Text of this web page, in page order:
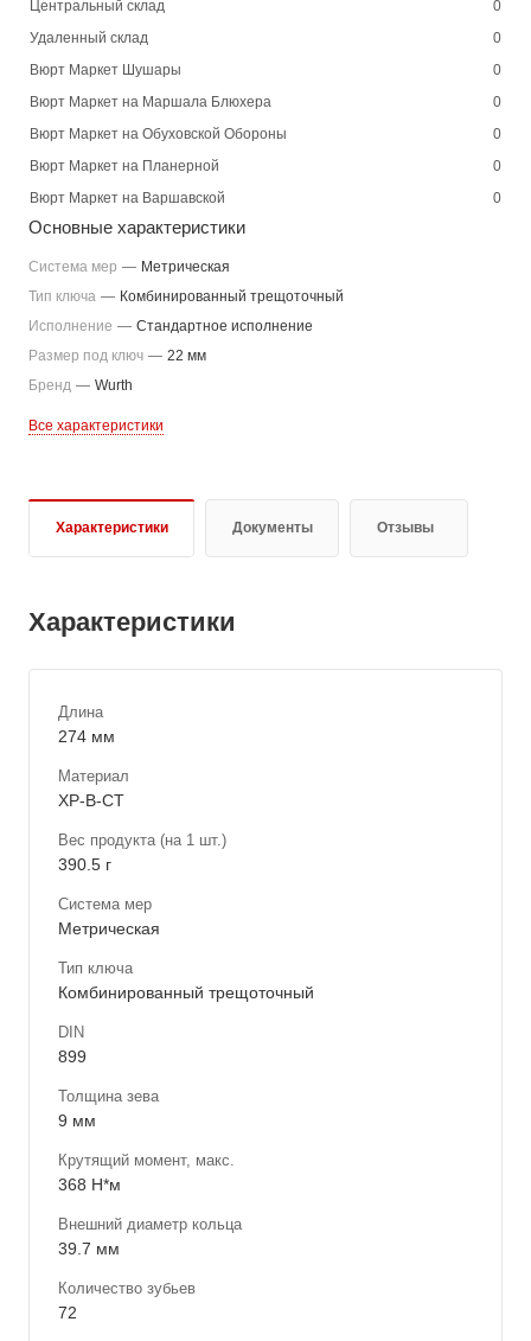
Центральный склад
0
Удаленный склад
0
Вюрт Маркет Шушары
0
Вюрт Маркет на Маршала Блюхера
0
Вюрт Маркет на Обуховской Обороны
0
Вюрт Маркет на Планерной
0
Вюрт Маркет на Варшавской
0
Основные характеристики
Система мер — Метрическая
Тип ключа — Комбинированный трещоточный
Исполнение — Стандартное исполнение
Размер под ключ — 22 мм
Бренд — Wurth
Все характеристики
Характеристики Документы Отзывы
Характеристики
Длина
274 мм
Материал
ХР-В-СТ
Вес продукта (на 1 шт.)
390.5 г
Система мер
Метрическая
Тип ключа
Комбинированный трещоточный
DIN
899
Толщина зева
9 мм
Крутящий момент, макс.
368 Н*м
Внешний диаметр кольца
39.7 мм
Количество зубьев
72